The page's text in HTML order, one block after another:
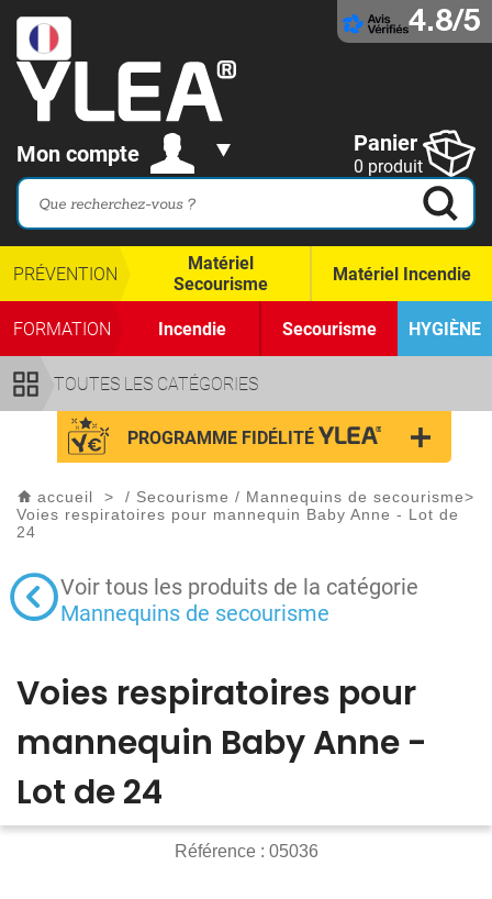
4.8/5
Mon compte Panier
0 produit
TOUTES LES CATÉGORIES
PRÉVENTION
Matériel
Secourisme
Matériel Incendie
FORMATION Incendie Secourisme HYGIÈNE
PROGRAMME FIDÉLITÉ
accueil > / Secourisme / Mannequins de secourisme>
Voies respiratoires pour mannequin Baby Anne - Lot de
24
Voir tous les produits de la catégorie
Mannequins de secourisme
Voies respiratoires pour
mannequin Baby Anne -
Lot de 24
Référence : 05036